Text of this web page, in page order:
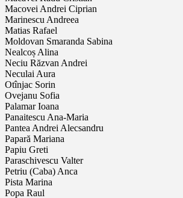
Macovei Andrei Ciprian
Marinescu Andreea
Matias Rafael
Moldovan Smaranda Sabina
Nealcoș Alina
Neciu Răzvan Andrei
Neculai Aura
Otînjac Sorin
Ovejanu Sofia
Palamar Ioana
Panaitescu Ana-Maria
Pantea Andrei Alecsandru
Papară Mariana
Papiu Greti
Paraschivescu Valter
Petriu (Caba) Anca
Pista Marina
Popa Raul